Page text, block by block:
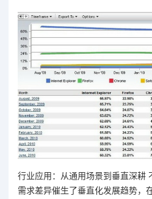
行业应用：从通用场景到垂直深耕
需求差异催生了垂直化发展趋势，